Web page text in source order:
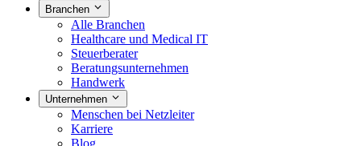
Branchen
Alle Branchen
Healthcare und Medical IT
Steuerberater
Beratungsunternehmen
Handwerk
Unternehmen
Menschen bei Netzleiter
Karriere
Blog